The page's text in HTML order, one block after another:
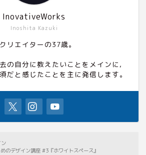
Inoshita Kazuki
InovativeWorks
リエイターの37歳。
の自分に教えたいことをメインに,
だと感じたことを主に発信します。
のデザイン講座 #3『ホワイトスペース』